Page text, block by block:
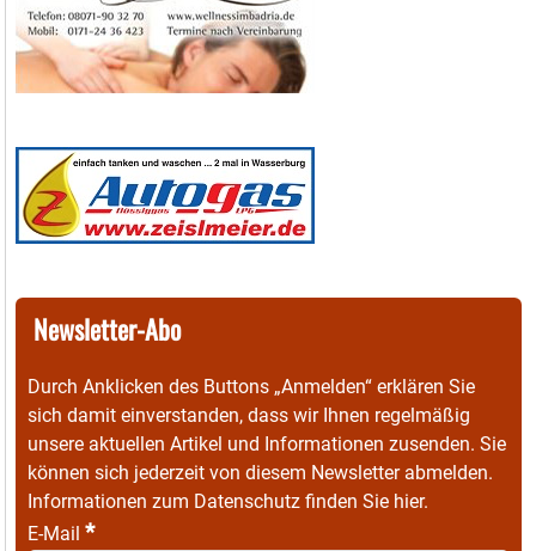
Newsletter-Abo
Durch Anklicken des Buttons „Anmelden“ erklären Sie
sich damit einverstanden, dass wir Ihnen regelmäßig
unsere aktuellen Artikel und Informationen zusenden. Sie
können sich jederzeit von diesem Newsletter abmelden.
Informationen zum Datenschutz finden Sie hier.
E-Mail *